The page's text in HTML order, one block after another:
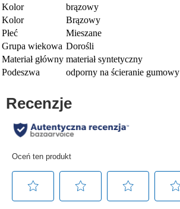
Kolor
brązowy
Kolor
Brązowy
Płeć
Mieszane
Grupa wiekowa Dorośli
Materiał główny materiał syntetyczny
Podeszwa
odporny na ścieranie gumowy